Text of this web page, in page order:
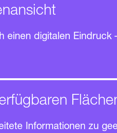
einen digitalen
Informa­tionen zu